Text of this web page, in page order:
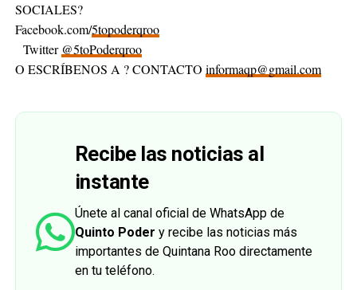
SOCIALES?
Facebook.com/5topoderqroo
Twitter @5toPoderqroo
O ESCRÍBENOS A ? CONTACTO informaqp@gmail.com
Recibe las noticias al
instante
Únete al canal oficial de WhatsApp de
Quinto Poder y recibe las noticias más
importantes de Quintana Roo directamente
en tu teléfono.